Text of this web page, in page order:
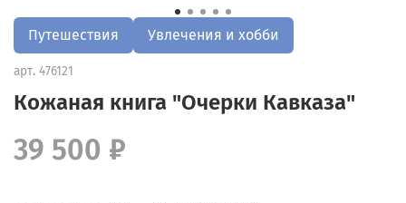
Путешествия Увлечения и хобби
арт. 476121
Кожаная книга "Очерки Кавказа"
39 500 ₽